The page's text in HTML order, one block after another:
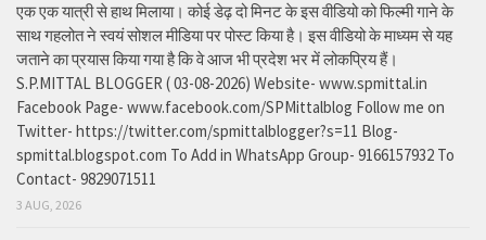
एक एक यात्री से हाथ मिलाया। कोई डेढ़ दो मिनट के इस वीडियो को फिल्मी गाने के
साथ गहलोत ने स्वयं सोशल मीडिया पर पोस्ट किया है। इस वीडियो के माध्यम से यह
जताने का प्रयास किया गया है कि वे आज भी प्रदेश भर में लोकप्रिय हैं।
S.P.MITTAL BLOGGER ( 03-08-2026) Website- www.spmittal.in
Facebook Page- www.facebook.com/SPMittalblog Follow me on
Twitter- https://twitter.com/spmittalblogger?s=11 Blog-
spmittal.blogspot.com To Add in WhatsApp Group- 9166157932 To
Contact- 9829071511
3 AUG, 2026